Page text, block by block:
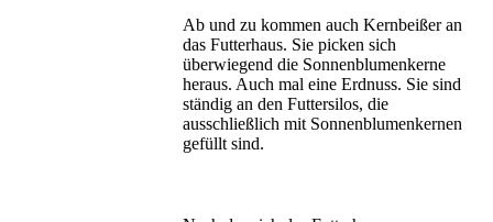
Ab und zu kommen auch Kernbeißer an
das Futterhaus. Sie picken sich
überwiegend die Sonnenblumenkerne
heraus. Auch mal eine Erdnuss. Sie sind
ständig an den Futtersilos, die
ausschließlich mit Sonnenblumenkernen
gefüllt sind.